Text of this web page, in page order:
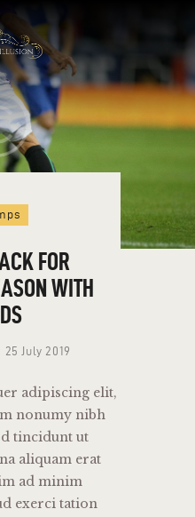
FOR
WITH
25 July 2019
adipiscing elit,
nonumy nibh
tincidunt ut
aliquam erat
ad minim
exerci tation